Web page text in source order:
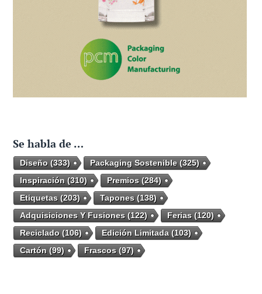
Se habla de …
Diseño (333) Packaging Sostenible(325)
Inspiración (310) Premios(284)
Etiquetas(203) Tapones(138)
Adquisiciones Y Fusiones(122) Ferias(120)
Reciclado (106) Edición Limitada (103)
Cartón (99) Frascos(97)